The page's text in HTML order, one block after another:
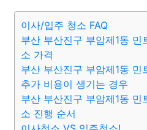
이사/입주 청소 FAQ
부산 부산진구 부암제1동 민
소 가격
부산 부산진구 부암제1동 민
추가 비용이 생기는 경우
부산 부산진구 부암제1동 민
소 진행 순서